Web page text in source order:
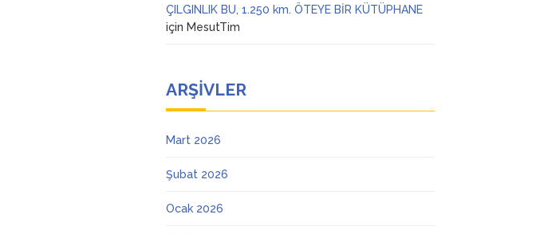
ÇILGINLIK BU, 1.250 km. ÖTEYE BİR KÜTÜPHANE
için MesutTim
ARŞIVLER
Mart 2026
Şubat 2026
Ocak 2026